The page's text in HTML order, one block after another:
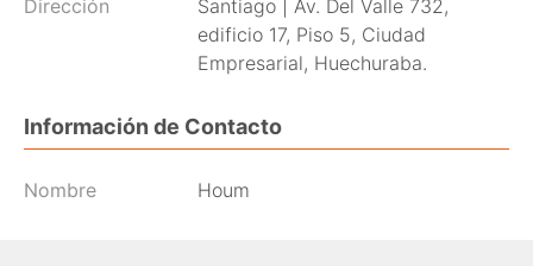
Dirección
Santiago | Av. Del Valle 732,
edificio 17, Piso 5, Ciudad
Empresarial, Huechuraba.
Información de Contacto
Nombre Houm